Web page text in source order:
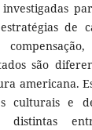
de
são
americana.
culturais e
distintas